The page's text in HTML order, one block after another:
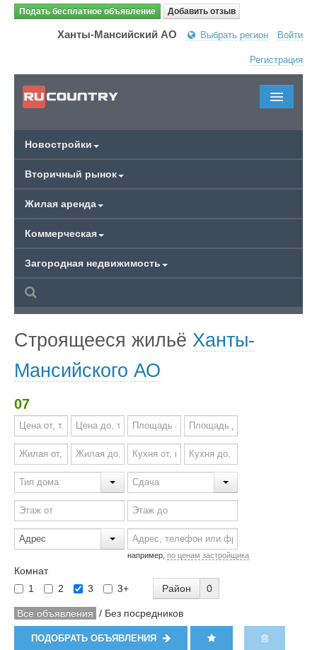
Подать бесплатное объявление Добавить отзыв
Ханты-Мансийский АО Выбрать регион Войти
Регистрация
Новостройки
Вторичный рынок
Жилая аренда
Коммерческая
Загородная недвижимость
Строящееся жильё Ханты-
Мансийского АО
07
например, по ценам застройщика
Комнат
1
2 3 3+ Район 0
Все объявления / Без посредников
ПОДОБРАТЬ ОБЪЯВЛЕНИЯ